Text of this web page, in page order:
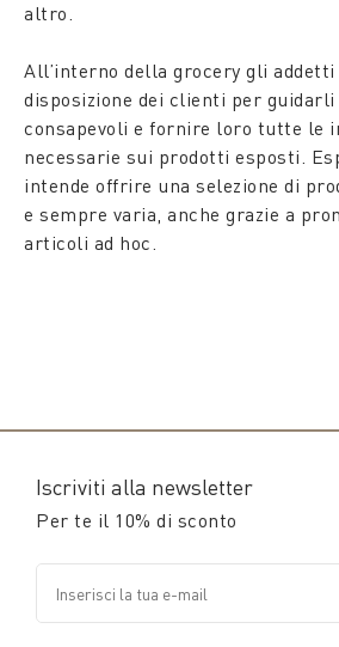
altro.
All’interno della grocery gli addetti
disposizione dei clienti per
consapevoli e fornire loro tutte le
necessarie sui prodotti esposti.
intende offrire una selezione di
e sempre varia, anche grazie a
articoli ad hoc.
Iscriviti alla newsletter
Per te il 10% di sconto